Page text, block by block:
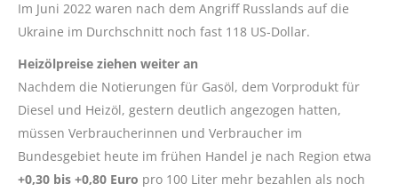
Im Juni 2022 waren nach dem Angriff Russlands auf die
Ukraine im Durchschnitt noch fast 118 US-Dollar.
Heizölpreise ziehen weiter an
Nachdem die Notierungen für Gasöl, dem Vorprodukt für
Diesel und Heizöl, gestern deutlich angezogen hatten,
müssen Verbraucherinnen und Verbraucher im
Bundesgebiet heute im frühen Handel je nach Region etwa
+0,30 bis +0,80 Euro pro 100 Liter mehr bezahlen als noch